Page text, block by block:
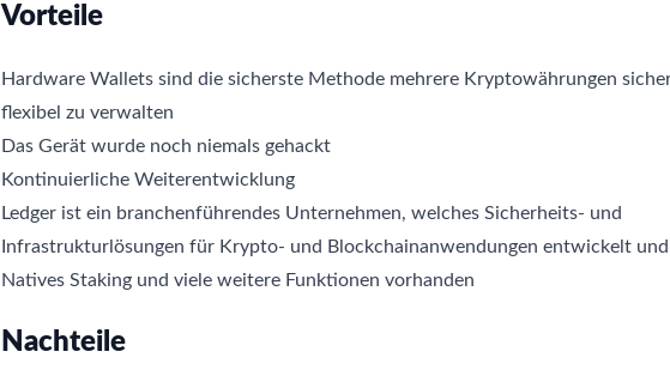
Vorteile
Hardware Wallets sind die sicherste Methode mehrere Kryptowährungen
flexibel zu verwalten
Das Gerät wurde noch niemals gehackt
Kontinuierliche Weiterentwicklung
Ledger ist ein branchenführendes Unternehmen, welches Sicherheits- und
Infrastrukturlösungen für Krypto- und Blockchainanwendungen entwickelt
Natives Staking und viele weitere Funktionen vorhanden
Nachteile